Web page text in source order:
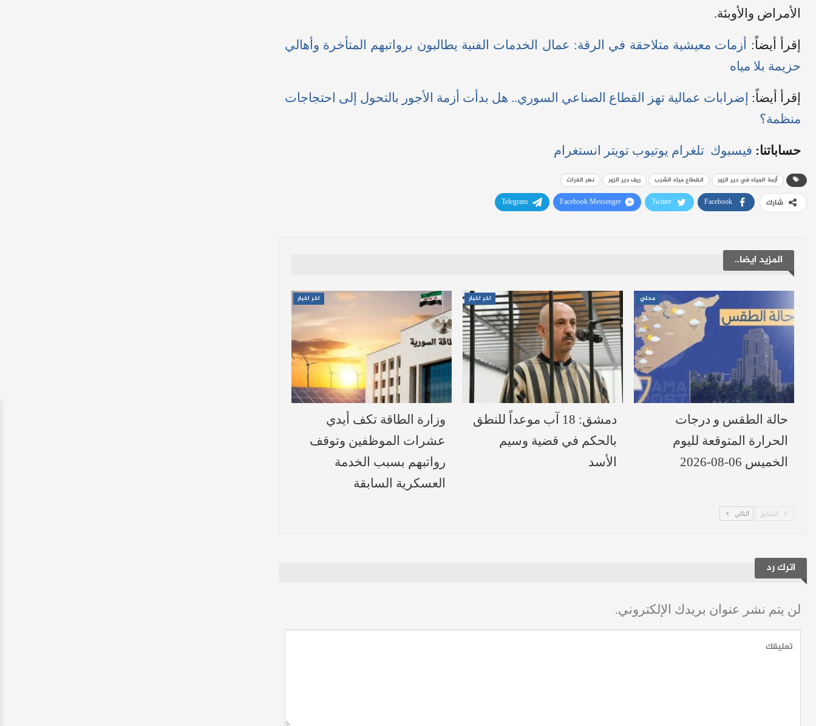
الأمراض والأوبئة.
إقرأ أيضاً:
أزمات معيشية متلاحقة في الرقة: عمال الخدمات الفنية يطالبون برواتبهم المتأخرة وأهالي
حزيمة بلا مياه
إقرأ أيضاً: إضرابات عمالية تهز القطاع الصناعي السوري.. هل بدأت أزمة الأجور بالتحول إلى احتجاجات
منظمة؟
حساباتنا: فيسبوك تلغرام يوتيوب تويتر انستغرام
أزمة المياه في دير الزور انقطاع مياه الشرب ريف دير الزور نهر الفرات
شارك Facebook
Twitter
Facebook Messenger
Telegram
المزيد ايضا..
محلي
حالة الطقس و درجات
الحرارة المتوقعة لليوم
الخميس 06-08-2026
اخر اخبار
دمشق: 18 آب موعداً للنطق
بالحكم في قضية وسيم
الأسد
اخر اخبار
وزارة الطاقة تكف أيدي
عشرات الموظفين وتوقف
رواتبهم بسبب الخدمة
العسكرية السابقة
السابق التالي
اترك رد
لن يتم نشر عنوان بريدك الإلكتروني.